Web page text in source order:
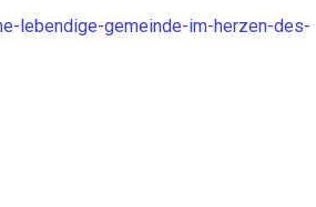
lebendige-gemeinde-im-herzen-des-